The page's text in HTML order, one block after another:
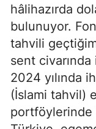
hâlihazırda
bulunuyor.
tahvili
sent civarında
2024 yılında
(İslami tahvil)
portföylerinde